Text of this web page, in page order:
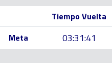
Tiempo Vuelta
Meta
03:31:41